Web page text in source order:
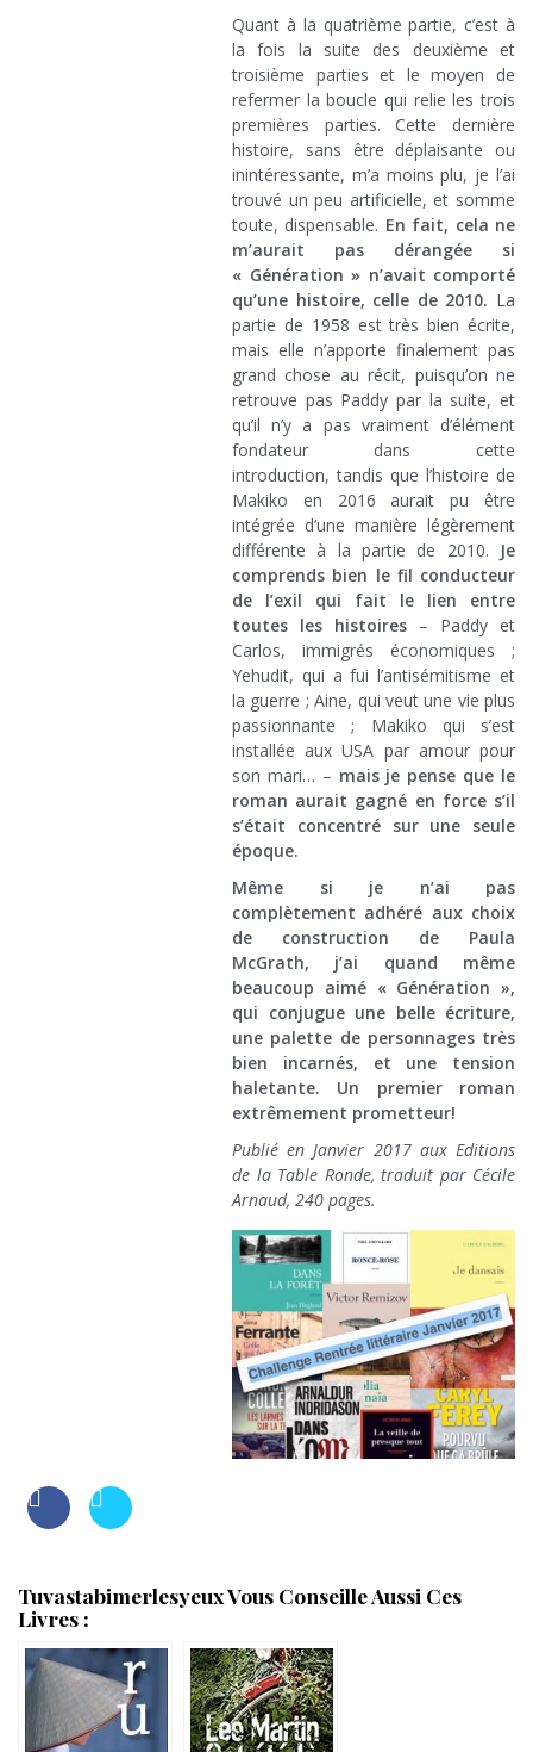
Quant à la quatrième partie, c’est à
la fois la suite des deuxième et
troisième parties et le moyen de
refermer la boucle qui relie les trois
premières parties. Cette dernière
histoire, sans être déplaisante ou
inintéressante, m’a moins plu, je l’ai
trouvé un peu artificielle, et somme
toute, dispensable. En fait, cela ne
m’aurait pas dérangée si
« Génération » n’avait comporté
qu’une histoire, celle de 2010. La
partie de 1958 est très bien écrite,
mais elle n’apporte finalement pas
grand chose au récit, puisqu’on ne
retrouve pas Paddy par la suite, et
qu’il n’y a pas vraiment d’élément
fondateur dans cette
introduction, tandis que l’histoire de
Makiko en 2016 aurait pu être
intégrée d’une manière légèrement
différente à la partie de 2010.
Je
comprends bien le fil conducteur
de l’exil qui fait le lien entre
toutes les histoires – Paddy et
Carlos, immigrés économiques ;
Yehudit, qui a fui l’antisémitisme et
la guerre ; Aine, qui veut une vie plus
passionnante ; Makiko qui s’est
installée aux USA par amour pour
son mari… – mais je pense que le
roman aurait gagné en force s’il
s’était concentré sur une seule
époque.
Même si je n’ai pas
complètement adhéré aux choix
de construction de Paula
McGrath, j’ai quand même
beaucoup aimé « Génération »,
qui conjugue une belle écriture,
une palette de personnages très
bien incarnés, et une tension
haletante. Un premier roman
extrêmement prometteur!
Publié en Janvier 2017 aux Editions
de la Table Ronde, traduit par Cécile
Arnaud, 240 pages.
Tuvastabimerlesyeux Vous Conseille Aussi Ces
Livres :